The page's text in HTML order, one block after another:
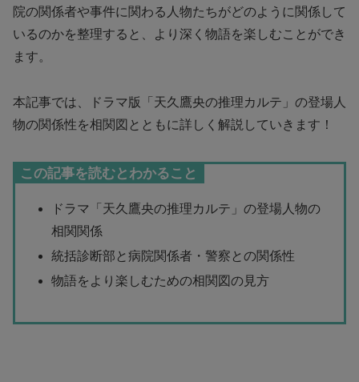
院の関係者や事件に関わる人物たちがどのように関係して
いるのかを整理すると、より深く物語を楽しむことができ
ます。
本記事では、ドラマ版「天久鷹央の推理カルテ」の登場人
物の関係性を相関図とともに詳しく解説していきます！
この記事を読むとわかること
ドラマ「天久鷹央の推理カルテ」の登場人物の
相関関係
統括診断部と病院関係者・警察との関係性
物語をより楽しむための相関図の見方